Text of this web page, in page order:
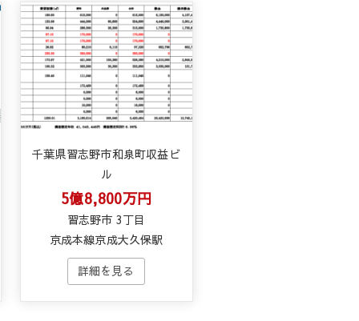
千葉県習志野市和泉町収益ビ
ル
5億8,800万円
習志野市 3丁目
京成本線京成大久保駅